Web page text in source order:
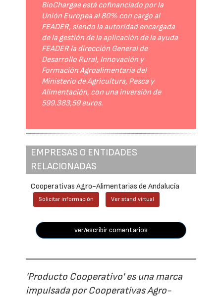
BioChargae está cofinanciado por la
Unión Europea al 80% con cargo al
FEADER, siendo la autoridad encargada
de la gestión de la aplicación de la ayuda
FEADER la dirección General de
Desarrollo Rural, Innovación y
Formación Agroalimentaria del
Ministerio de Agricultura, Pesca y
Alimentación, con una inversión de
599.383,59 euros.
EMPRESAS O ENTIDADES
RELACIONADAS
Cooperativas Agro-Alimentarias de Andalucía
Solicitar información Ver stand virtual
ver/escribir comentarios
'Producto Cooperativo' es una marca
impulsada por Cooperativas Agro-